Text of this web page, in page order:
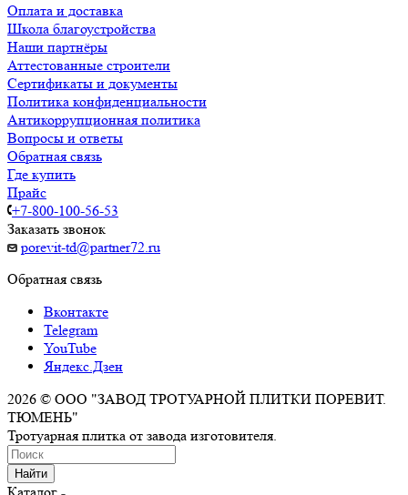
Оплата и доставка
Школа благоустройства
Наши партнёры
Аттестованные строители
Сертификаты и документы
Политика конфиденциальности
Антикоррупционная политика
Вопросы и ответы
Обратная связь
Где купить
Прайс
+7-800-100-56-53
Заказать звонок
porevit-td@partner72.ru
Обратная связь
Вконтакте
Telegram
YouTube
Яндекс.Дзен
2026 © ООО "ЗАВОД ТРОТУАРНОЙ ПЛИТКИ ПОРЕВИТ.
ТЮМЕНЬ"
Тротуарная плитка от завода изготовителя.
Найти